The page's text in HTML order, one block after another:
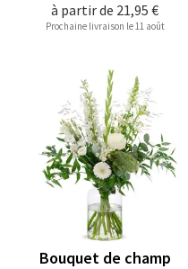
à partir de 21,95 €
Prochaine livraison le 11 août
Bouquet de champ